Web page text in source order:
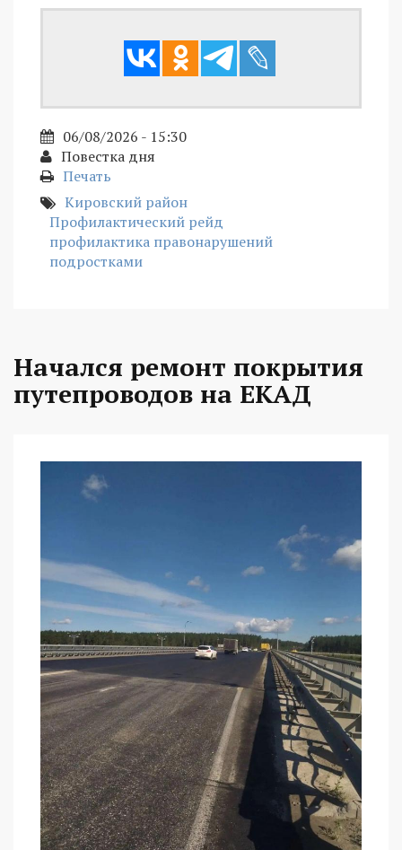
06/08/2026 - 15:30
Повестка дня
Печать
Кировский район
Профилактический рейд
профилактика правонарушений
подростками
Начался ремонт покрытия
путепроводов на ЕКАД